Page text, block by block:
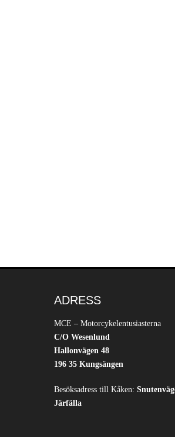
ADRESS
MCE – Motorcykelentusiasterna
C/O Wesenlund
Hallonvägen 48
196 35 Kungsängen
Besöksadress till Kåken:
Järfälla